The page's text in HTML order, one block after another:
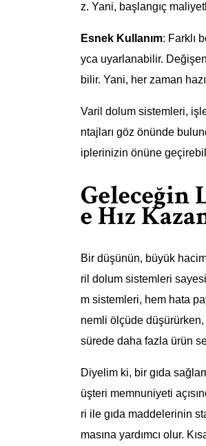
z. Yani, başlangıç
Esnek Kullanım: Farklı
yca uyarlanabilir.
bilir. Yani, her zaman
Varil dolum sistemleri,
ntajları göz önünde
iplerinizin önüne
e Hız
Bir düşünün, büyük
ril dolum sistemleri
m sistemleri, hem hata
nemli ölçüde düşürürken,
sürede daha fazla ürün
Diyelim ki, bir gıda
üşteri memnuniyeti
ri ile gıda maddelerinin
masına yardımcı olur.